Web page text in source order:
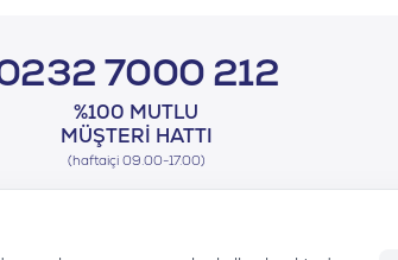
7000 212
%100 MUTLU
MÜŞTERI HATTI
(haftaiçi 09.00-17.00)